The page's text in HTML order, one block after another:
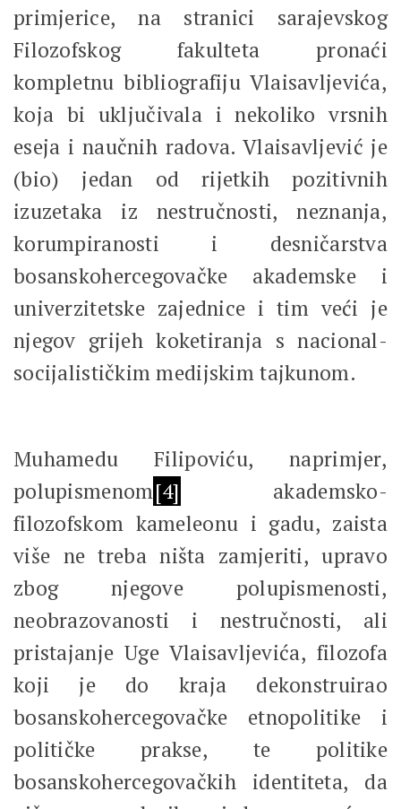
primjerice, na stranici sarajevskog
Filozofskog fakulteta pronaći
kompletnu bibliografiju Vlaisavljevića,
koja bi uključivala i nekoliko vrsnih
eseja i naučnih radova. Vlaisavljević je
(bio) jedan od rijetkih pozitivnih
izuzetaka iz nestručnosti, neznanja,
korumpiranosti i desničarstva
bosanskohercegovačke akademske i
univerzitetske zajednice i tim veći je
njegov grijeh koketiranja s nacional-
socijalističkim medijskim tajkunom.
Muhamedu Filipoviću, naprimjer,
polupismenom[4]
akademsko-
filozofskom kameleonu i gadu, zaista
više ne treba ništa zamjeriti, upravo
zbog njegove polupismenosti,
neobrazovanosti i nestručnosti, ali
pristajanje Uge Vlaisavljevića, filozofa
koji je do kraja dekonstruirao
bosanskohercegovačke etnopolitike i
političke prakse, te politike
bosanskohercegovačkih identiteta, da